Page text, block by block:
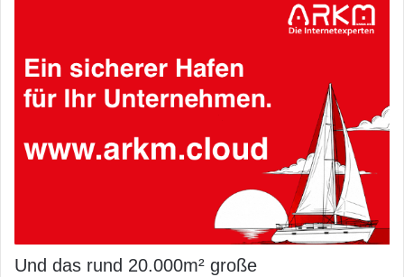
Und das rund 20.000m² große